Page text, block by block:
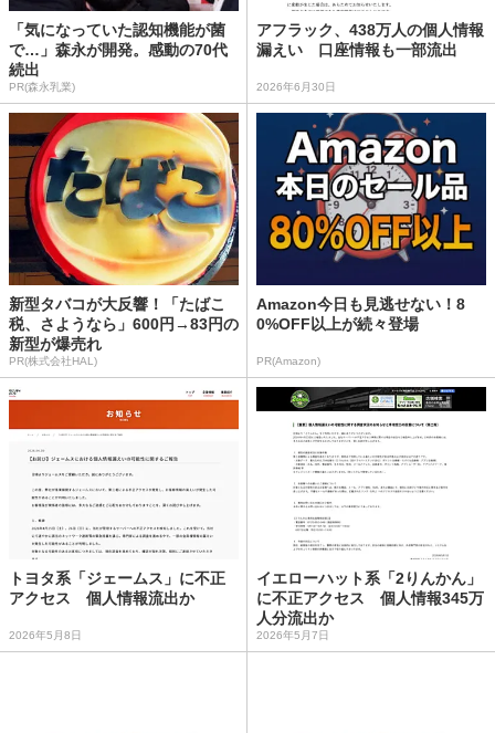
「気になっていた認知機能が菌
で…」森永が開発。感動の70代
続出
PR(森永乳業)
アフラック、438万人の個人情報
漏えい 口座情報も一部流出
2026年6月30日
新型タバコが大反響！「たばこ
税、さようなら」600円→83円の
新型が爆売れ
PR(株式会社HAL)
Amazon今日も見逃せない！8
0%OFF以上が続々登場
PR(Amazon)
トヨタ系「ジェームス」に不正
アクセス 個人情報流出か
2026年5月8日
イエローハット系「2りんかん」
に不正アクセス 個人情報345万
人分流出か
2026年5月7日